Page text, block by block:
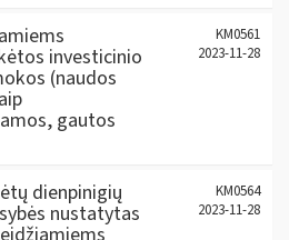
investicinio
(naudos
gautos
KM0561
2023-11-28
dienpinigių
nustatytas
KM0564
2023-11-28